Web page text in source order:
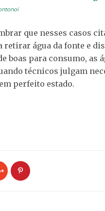
que nesses casos
água da fonte e
boas para consumo, as
técnicos julgam
perfeito estado.